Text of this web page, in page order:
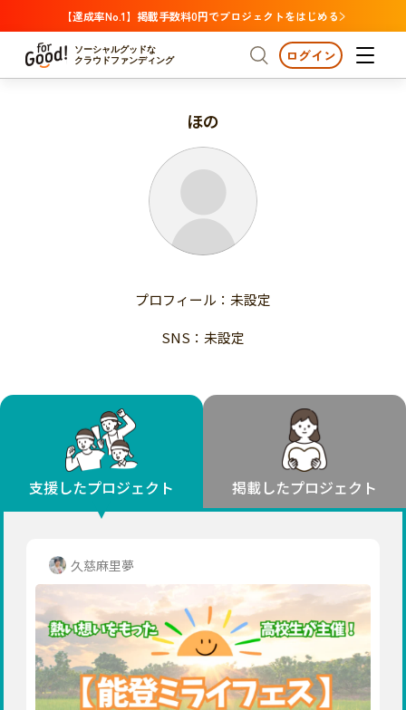
【達成率No.1】掲載手数料0円でプロジェクトをはじめる
ソーシャルグッドな
クラウドファンディング
プロジェクトからさがす 注目
支援金額が多い
支援人数が多い
終了日が近い
国際協力
子ども・教育
フード・農業
文化
環境・エシカル
人権・マイノリティ
社会貢献
地域からさがす 北海道・東北
北海道
宮城
秋田
山形
福島
支援金額が多い
終了日が近い
カテゴリーからさがす
医療・福祉
子ども・教育
人権・マイノリティ
北海道 青森 岩手 宮城
秋田
福島
茨城 栃木 群馬
千葉
東京
神奈川
新潟 富山
長野
岐阜 静岡
近畿
三重 滋賀 京都 大阪
兵庫
奈良
和歌山
中国
ログイン
ほの
プロフィール：未設定
SNS：未設定
支援したプロジェクト 掲載したプロジェクト
久慈麻里夢